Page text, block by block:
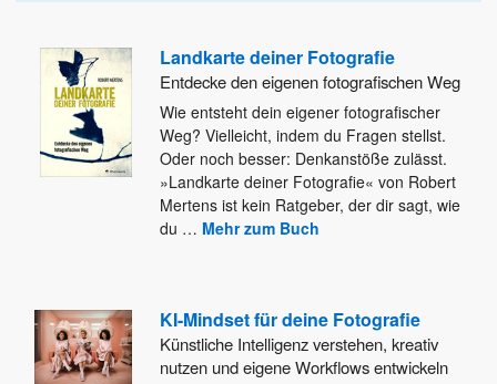
Landkarte deiner Fotografie
Entdecke den eigenen fotografischen Weg
Wie entsteht dein eigener fotografischer
Weg? Vielleicht, indem du Fragen stellst.
Oder noch besser: Denkanstöße zulässt.
»Landkarte deiner Fotografie« von Robert
Mertens ist kein Ratgeber, der dir sagt, wie
du … Mehr zum Buch
KI-Mindset für deine Fotografie
Künstliche Intelligenz verstehen, kreativ
nutzen und eigene Workflows entwickeln